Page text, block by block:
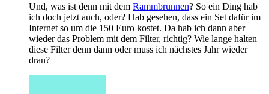
Und, was ist denn mit dem Rammbrunnen? So ein Ding hab
ich doch jetzt auch, oder? Hab gesehen, dass ein Set dafür im
Internet so um die 150 Euro kostet. Da hab ich dann aber
wieder das Problem mit dem Filter, richtig? Wie lange halten
diese Filter denn dann oder muss ich nächstes Jahr wieder
dran?